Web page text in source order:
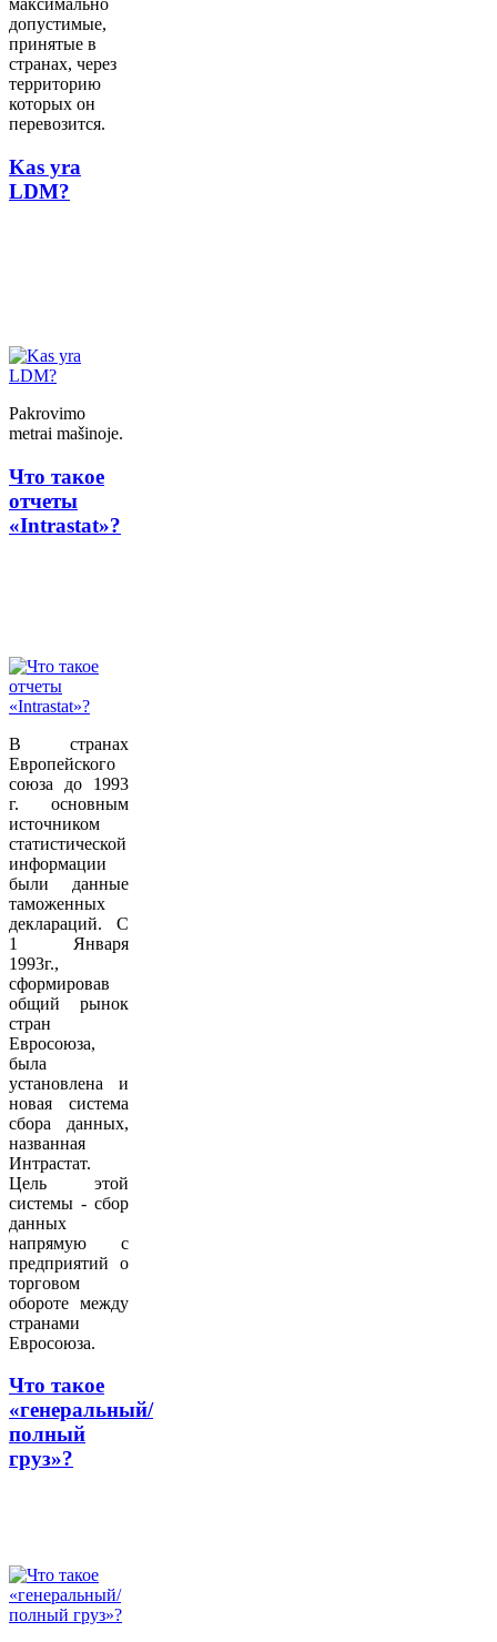
допустимые,
принятые в
странах, через
территорию
которых он
перевозится.
Kas yra
LDM?
Pakrovimo
metrai mašinoje.
Что такое
отчеты
«Intrastat»?
В странах
Европейского
союза до 1993
г. основным
источником
статистической
информации
были данные
таможенных
деклараций. С
1 Января
1993г.,
сформировав
общий рынок
стран
Евросоюза,
была
установлена и
новая система
сбора данных,
названная
Интрастат.
Цель этой
системы - сбор
данных
напрямую с
предприятий о
торговом
обороте между
странами
Евросоюза.
Что такое
«генеральный/
полный
груз»?